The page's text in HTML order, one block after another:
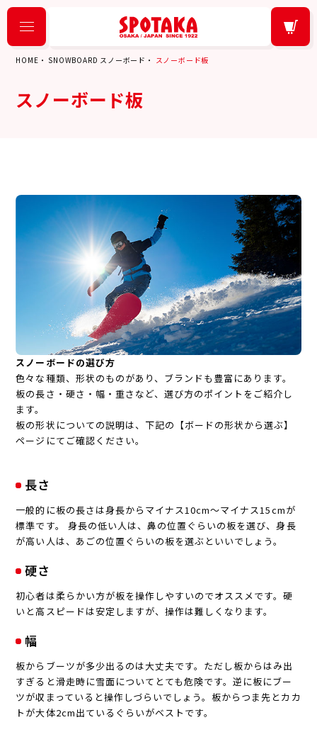
HOME SNOWBOARD スノーボード スノーボード板
スノーボード板
スノーボードの選び方
色々な種類、形状のものがあり、ブランドも豊富にあります。
板の長さ・硬さ・幅・重さなど、選び方のポイントをご紹介し
ます。
板の形状についての説明は、下記の【ボードの形状から選ぶ】
ページにてご確認ください。
長さ
一般的に板の長さは身長からマイナス10cm～マイナス15cmが
標準です。 身長の低い人は、鼻の位置ぐらいの板を選び、身長
が高い人は、あごの位置ぐらいの板を選ぶといいでしょう。
硬さ
初心者は柔らかい方が板を操作しやすいのでオススメです。硬
いと高スピードは安定しますが、操作は難しくなります。
幅
板からブーツが多少出るのは大丈夫です。ただし板からはみ出
すぎると滑走時に雪面についてとても危険です。逆に板にブー
ツが収まっていると操作しづらいでしょう。板からつま先とカカ
トが大体2cm出ているぐらいがベストです。